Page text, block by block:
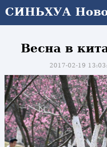
СИНЬХУА
Весна в
2017-02-19